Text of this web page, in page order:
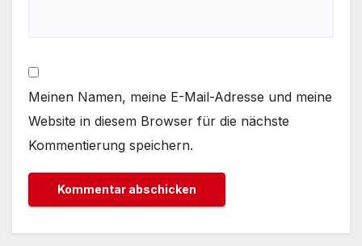
Meinen Namen, meine E-Mail-Adresse und meine
Website in diesem Browser für die nächste
Kommentierung speichern.